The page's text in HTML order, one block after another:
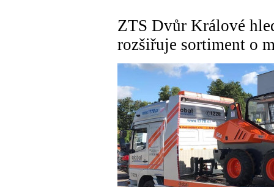
ZTS Dvůr Králové
rozšiřuje sortiment o